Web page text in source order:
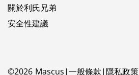
關於利氏兄弟
安全性建議
©2026 Mascus 一般條款 隱私政策